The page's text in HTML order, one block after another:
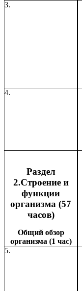
3.
4.
Раздел
2.Строение и
функции
организма (57
часов)
Общий обзор
организма (1 час)
5.